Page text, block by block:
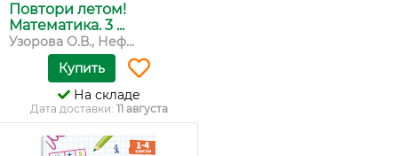
Повтори летом!
Математика. 3 ...
Узорова О.В., Неф...
Купить
На складе
Дата доставки: 11 августа